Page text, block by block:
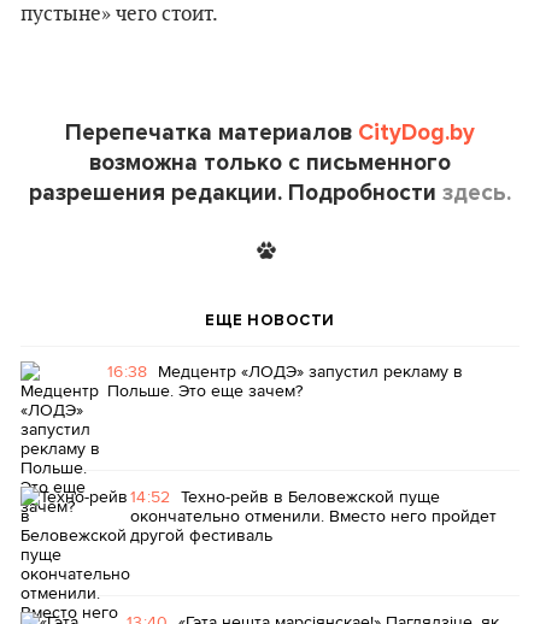
пустыне» чего стоит.
Перепечатка материалов CityDog.by
возможна только с письменного
разрешения редакции. Подробности здесь.
ЕЩЕ НОВОСТИ
16:38 Медцентр «ЛОДЭ» запустил рекламу в
Польше. Это еще зачем?
14:52 Техно-рейв в Беловежской пуще
окончательно отменили. Вместо него пройдет
другой фестиваль